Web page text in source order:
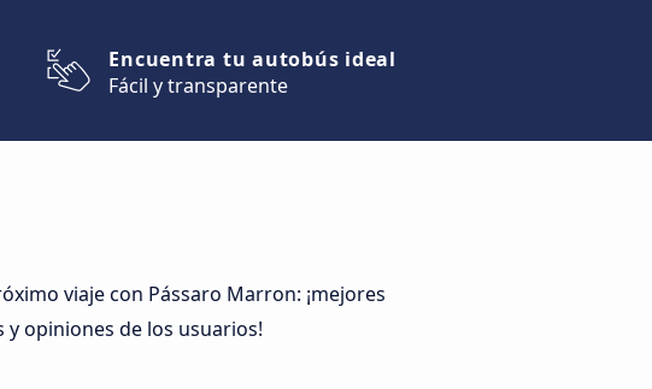
Encuentra tu autobús ideal
Fácil y transparente
viaje con Pássaro Marron: ¡mejores
opiniones de los usuarios!